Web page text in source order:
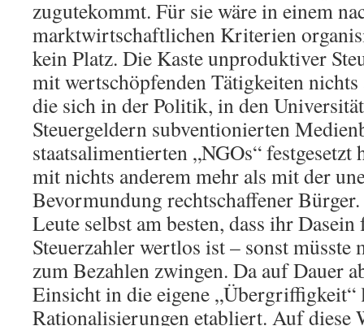
zugutekommt. Für sie wäre in einem
marktwirtschaftlichen Kriterien
kein Platz. Die Kaste unproduktiver
mit wertschöpfenden Tätigkeiten
die sich in der Politik, in den
Steuergeldern subventionierten
staatsalimentierten „NGOs“ festgesetzt
mit nichts anderem mehr als mit der
Bevormundung rechtschaffener
Leute selbst am besten, dass ihr
Steuerzahler wertlos ist – sonst müsste
zum Bezahlen zwingen. Da auf Dauer
Einsicht in die eigene „Übergriffigkeit“
Rationalisierungen etabliert. Auf diese